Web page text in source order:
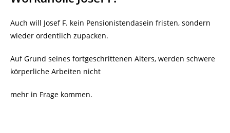
Auch will Josef F. kein Pensionistendasein fristen, sondern
wieder ordentlich zupacken.
Auf Grund seines fortgeschrittenen Alters, werden schwere
körperliche Arbeiten nicht
mehr in Frage kommen.